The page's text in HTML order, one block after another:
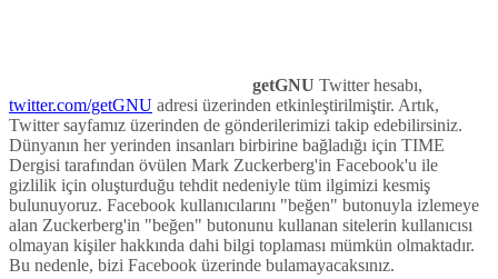
getGNU Twitter hesabı,
twitter.com/getGNU adresi üzerinden etkinleştirilmiştir. Artık,
Twitter sayfamız üzerinden de gönderilerimizi takip edebilirsiniz.
Dünyanın her yerinden insanları birbirine bağladığı için TIME
Dergisi tarafından övülen Mark Zuckerberg'in Facebook'u ile
gizlilik için oluşturduğu tehdit nedeniyle tüm ilgimizi kesmiş
bulunuyoruz. Facebook kullanıcılarını "beğen" butonuyla izlemeye
alan Zuckerberg'in "beğen" butonunu kullanan sitelerin kullanıcısı
olmayan kişiler hakkında dahi bilgi toplaması mümkün olmaktadır.
Bu nedenle, bizi Facebook üzerinde bulamayacaksınız.